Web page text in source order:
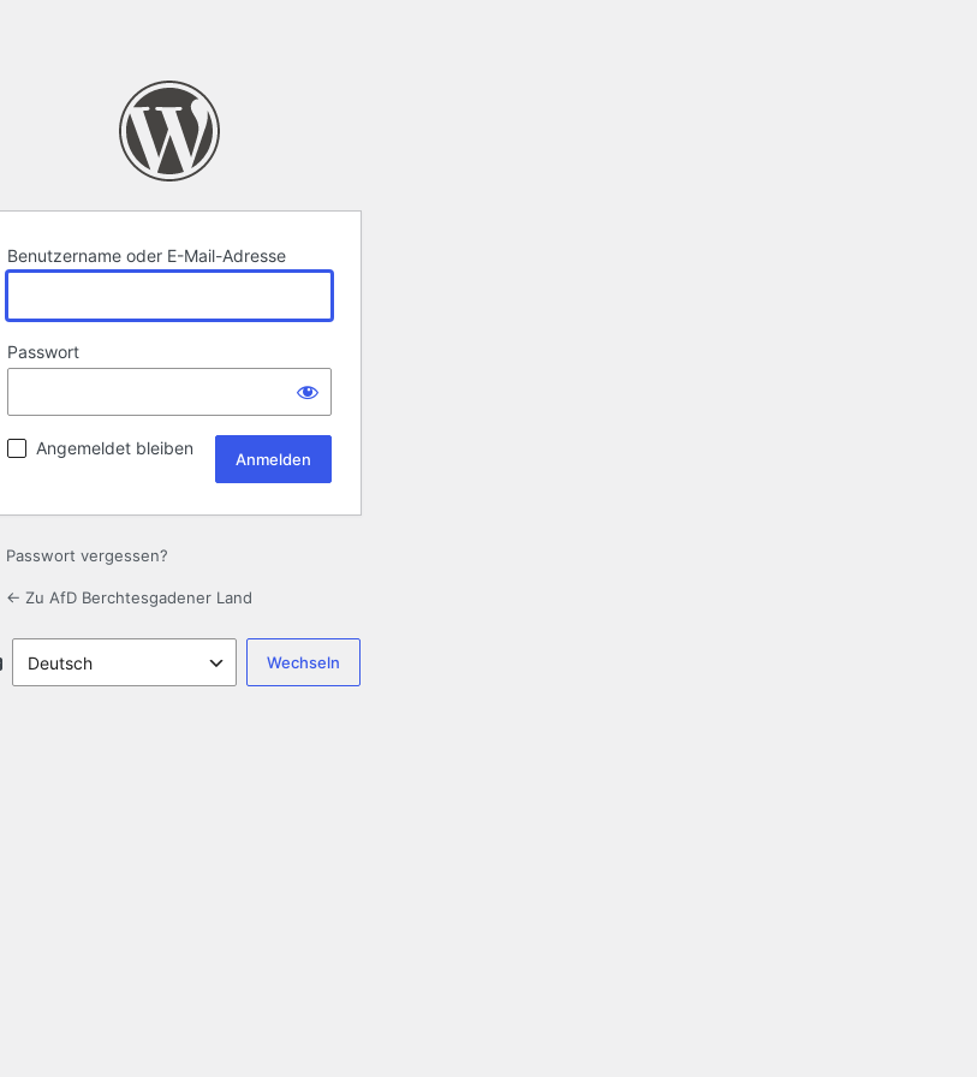
Benutzername oder E-Mail-Adresse
Passwort
Angemeldet bleiben
Passwort vergessen?
← Zu AfD Berchtesgadener Land
Sprache